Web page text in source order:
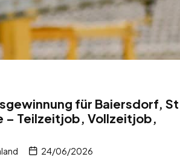
für Baiersdorf, St
Teilzeitjob, Vollzeitjob,
24/06/2026